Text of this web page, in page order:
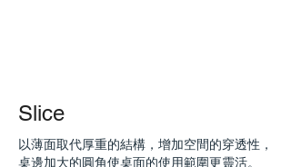
Slice
以薄面取代厚重的結構，增加空間的穿透性，
桌邊加大的圓角使桌面的使用範圍更靈活。